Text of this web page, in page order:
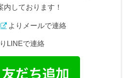
内しております！
よりメールで連絡
LINEで連絡